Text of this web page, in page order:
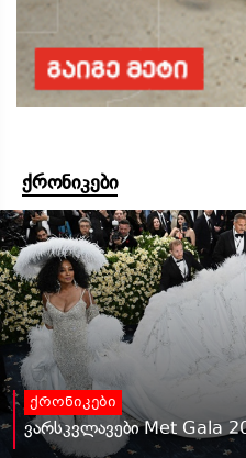
ქრონიკები
ქრონიკები
ვარსკვლავები Met Gala